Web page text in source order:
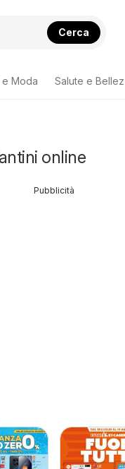
Cerca
Moda Salute e
online
Pubblicità